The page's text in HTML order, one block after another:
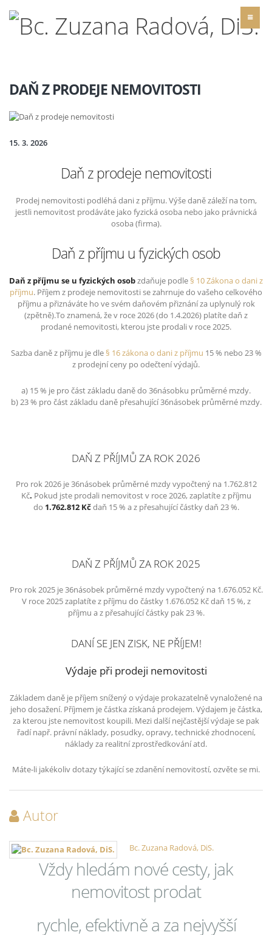
DAŇ Z PRODEJE NEMOVITOSTI
15. 3. 2026
Daň z prodeje nemovitosti
Prodej nemovitosti podléhá dani z příjmu. Výše daně záleží na tom,
jestli nemovitost prodáváte jako fyzická osoba nebo jako právnická
osoba (firma).
Daň z příjmu u fyzických osob
Daň z příjmu se u fyzických osobzdaňuje podle § 10 Zákona o dani z
příjmu. Příjem z prodeje nemovitosti se zahrnuje do vašeho celkového
příjmu a přiznáváte ho ve svém daňovém přiznání za uplynulý rok
(zpětně).To znamená, že v roce 2026 (do 1.4.2026) platíte daň z
prodané nemovitosti, kterou jste prodali v roce 2025.
Sazba daně z příjmu je dle § 16 zákona o dani z příjmu 15 % nebo 23 %
z prodejní ceny po odečtení výdajů.
a) 15 % je pro část základu daně do 36násobku průměrné mzdy.
b) 23 % pro část základu daně přesahující 36násobek průměrné mzdy.
DAŇ Z PŘÍJMŮ ZA ROK 2026
Pro rok 2026 je 36násobek průměrné mzdy vypočtený na 1.762.812
Kč. Pokud jste prodali nemovitostv roce 2026, zaplatíte z příjmu
do 1.762.812 Kčdaň 15 % a z přesahující částky daň 23 %.
DAŇ Z PŘÍJMŮ ZA ROK 2025
Pro rok 2025 je 36násobek průměrné mzdy vypočtený na 1.676.052 Kč.
V roce 2025 zaplatíte z příjmu do částky 1.676.052 Kč daň 15 %, z
příjmu a z přesahující částky pak 23 %.
DANÍ SE JEN ZISK, NE PŘÍJEM!
Výdaje při prodeji nemovitosti
Základem daně je příjem snížený o výdaje prokazatelně vynaložené na
jeho dosažení. Příjmem je částka získaná prodejem. Výdajem je částka,
za kterou jste nemovitost koupili. Mezi další nejčastější výdaje se pak
řadí např. právní náklady, posudky, opravy, technické zhodnocení,
náklady za realitní zprostředkování atd.
Máte-li jakékoliv dotazy týkající se zdanění nemovitostí, ozvěte se mi.
Autor
Bc. Zuzana Radová, DiS.
Vždy hledám nové cesty, jak
nemovitost prodat
rychle, efektivně a za nejvyšší